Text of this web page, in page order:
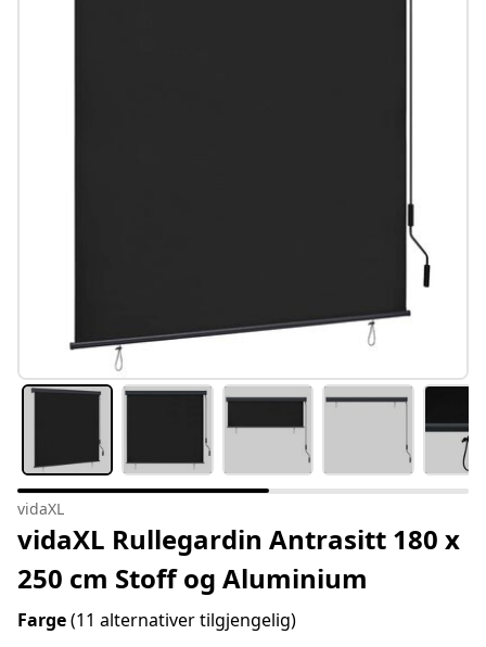
vidaXL
vidaXL Rullegardin Antrasitt 180 x
250 cm Stoff og Aluminium
Farge(11 alternativer tilgjengelig)